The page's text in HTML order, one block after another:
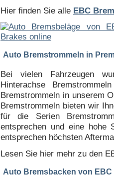
Hier finden Sie alle EBC
Auto Bremstrommeln in
Bei vielen Fahrzeugen
Hinterachse
Bremstrommeln in unserem
Bremstrommeln bieten wir
für die Serien
entsprechen und eine hohe
entsprechen höchsten
Lesen Sie hier mehr zu den
Auto Bremsbacken von EBC